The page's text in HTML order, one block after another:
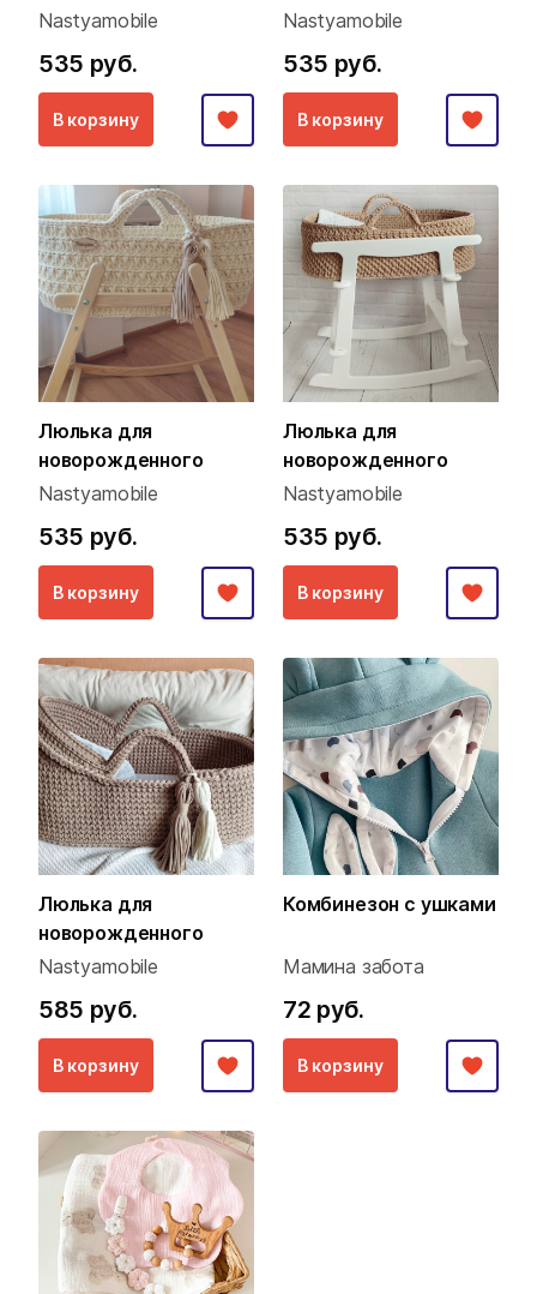
Nastyamobile
535 руб.
В корзину
Nastyamobile
535 руб.
В корзину
Люлька для
новорожденного
Nastyamobile
535 руб.
В корзину
Люлька для
новорожденного
Nastyamobile
535 руб.
В корзину
Люлька для
новорожденного
Nastyamobile
585 руб.
В корзину
Комбинезон с ушками
Мамина забота
72 руб.
В корзину